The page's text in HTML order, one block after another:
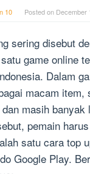
10 Posted on December
sering disebut
game online
Dalam
macam item,
masih banyak
pemain
satu cara top
Google Play.